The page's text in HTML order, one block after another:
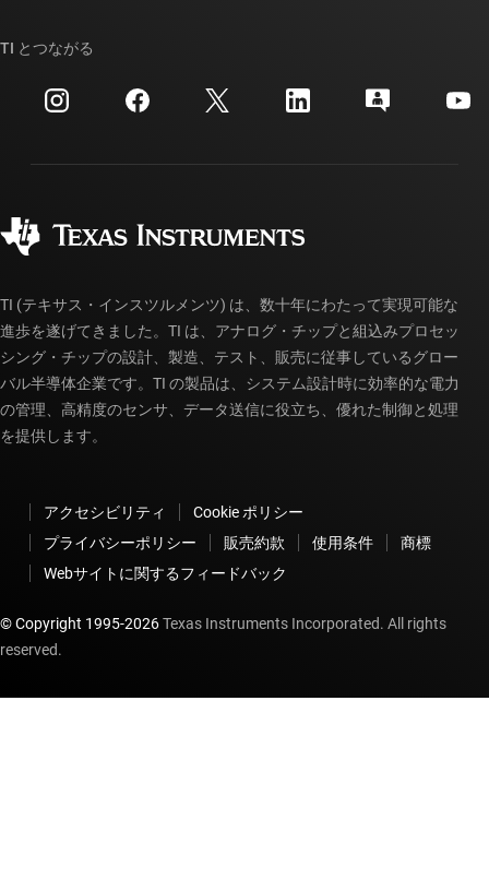
投資家向け情報
製造
クロスリファレンス検索
カスタマー・サポート・センター
myTI アカウントの FAQ
ご注文に関する FAQ
TI とつながる
TI (テキサス・インスツルメンツ) は、数十年にわたって実現可能な
進歩を遂げてきました。TI は、アナログ・チップと組込みプロセッ
シング・チップの設計、製造、テスト、販売に従事しているグロー
バル半導体企業です。TI の製品は、システム設計時に効率的な電力
の管理、高精度のセンサ、データ送信に役立ち、優れた制御と処理
を提供します。
アクセシビリティ
Cookie ポリシー
プライバシーポリシー
販売約款 使用条件
商標
Webサイトに関するフィードバック
© Copyright 1995-2026Texas Instruments Incorporated. All rights
reserved.